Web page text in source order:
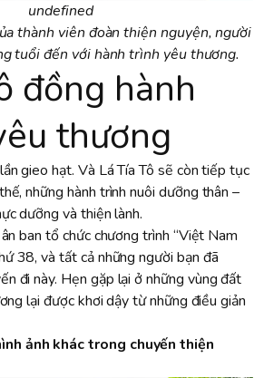
undefined
thành viên đoàn thiện nguyện, người
tuổi đến với hành trình yêu thương.
đồng hành
thương
gieo hạt. Và Lá Tía Tô sẽ còn tiếp tục
những hành trình nuôi dưỡng thân –
dưỡng và thiện lành.
ban tổ chức chương trình “Việt Nam
38, và tất cả những người bạn đã
đi này. Hẹn gặp lại ở những vùng đất
lại được khơi dậy từ những điều giản
ảnh khác trong chuyến thiện